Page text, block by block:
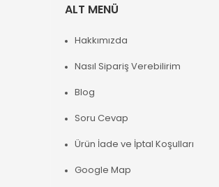
ALT MENÜ
Hakkımızda
Nasıl Sipariş Verebilirim
Blog
Soru Cevap
Ürün İade ve İptal Koşulları
Google Map